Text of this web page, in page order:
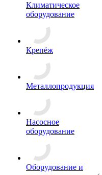
Климатическое
оборудование
Крепёж
Металлопродукция
Насосное
оборудование
Оборудование и